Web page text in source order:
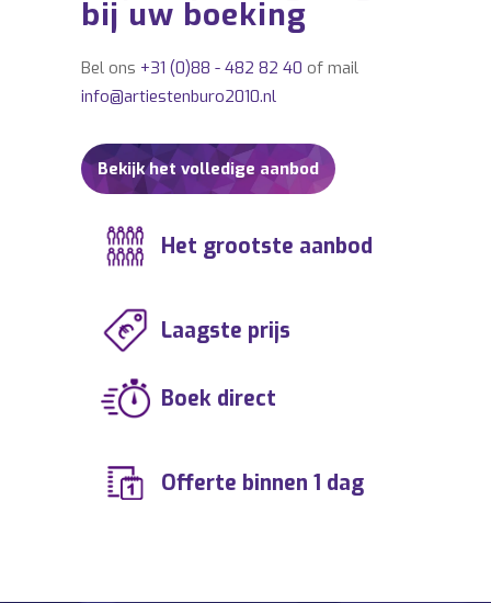
bij uw boeking
Bel ons +31 (0)88 - 482 82 40 of mail
info@artiestenburo2010.nl
Bekijk het volledige aanbod
Het grootste aanbod
Laagste prijs
Boek direct
Offerte binnen 1 dag